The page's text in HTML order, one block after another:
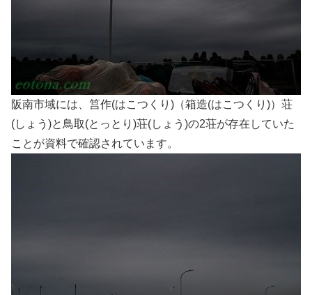
阪南市域には、筥作(はこつくり)（箱造(はこつくり)）荘
(しょう)と鳥取(とっとり)荘(しょう)の2荘が存在していた
ことが資料で確認されています。